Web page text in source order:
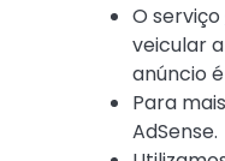
O serviço
veicular
anúncio
Para
AdSense.